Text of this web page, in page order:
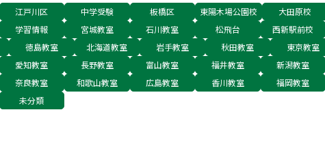
江戸川区 中学受験 板橋区 東陽木場公園校 大田原校
学習情報 宮城教室 石川教室 松飛台 西新駅前校
徳島教室 北海道教室 岩手教室 秋田教室 東京教室
愛知教室 長野教室 富山教室 福井教室 新潟教室
奈良教室 和歌山教室 広島教室 香川教室 福岡教室
未分類